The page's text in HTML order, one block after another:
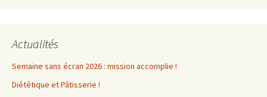
Actualités
Semaine sans écran 2026 : mission accomplie !
Diététique et Pâtisserie !